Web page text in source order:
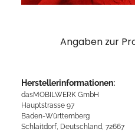
Angaben zur
Herstellerinformationen:
dasMOBILWERK GmbH
Hauptstrasse 97
Baden-Württemberg
Schlaitdorf, Deutschland, 72667